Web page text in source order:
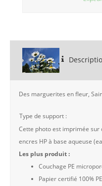
Des marguerites en fleur,
Type de support :
Cette photo est imprimée sur
encres HP à base aqueuse
Les plus produit :
Couchage PE
Papier certifié 100%